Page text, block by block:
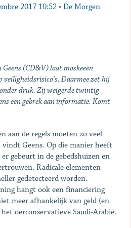
2017 10:52 • De Morgen
(CD&V) laat moskeeën
Daarmee zet hij
druk. Zij weigerde twintig
een gebrek aan informatie. Komt
aan de regels moeten zo veel
Geens. Op die manier heeft
gebeurt in de gebedshuizen en
Radicale elementen
gedetecteerd worden.
hangt ook een financiering
meer afhankelijk van geld (en
oerconservatieve Saudi-Arabië.